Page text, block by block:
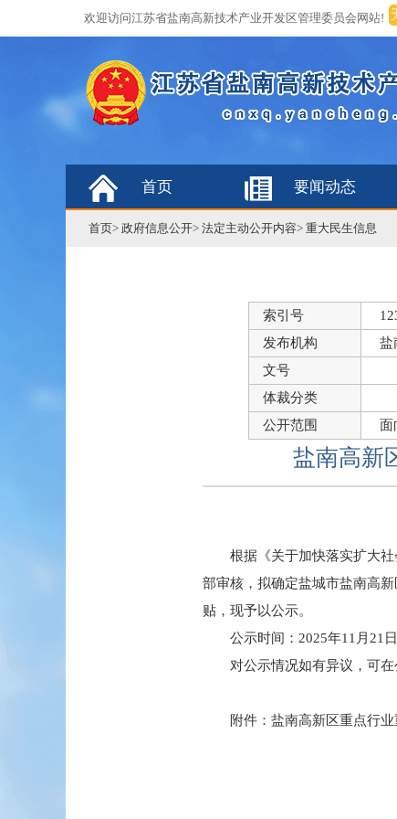
欢迎访问江苏省盐南高新技术产业开发区管理委员会网站!
首页 要闻动态
首页> 政府信息公开> 法定主动公开内容> 重大民生信息
索引号
发布机构
盐
文号
体裁分类
公开范围
面
盐南高新
根据《关于加快落实扩大
部审核，拟确定盐城市盐南高
贴，现予以公示。
公示时间：2025年11月21
对公示情况如有异议，可
附件： 盐南高新区重点行业